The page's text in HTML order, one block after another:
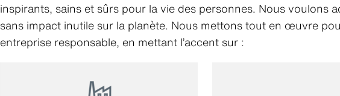
inspirants, sains et sûrs pour la vie des personnes. Nous voulons
sans impact inutile sur la planète. Nous mettons tout en œuvre
entreprise responsable, en mettant l’accent sur :